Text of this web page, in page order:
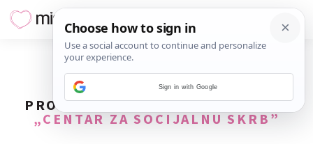
PRONAĐENO2REZULTATA ZA TAG
„CENTAR ZA SOCIJALNU SKRB”
Sign in with Google